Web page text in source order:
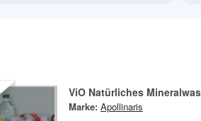
ViO Natürliches
Marke: Apollinaris